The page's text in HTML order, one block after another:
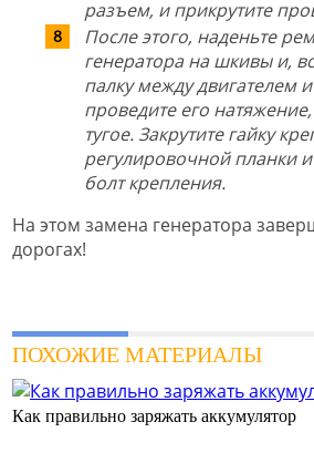
разъем, и прикрутите
После этого, наденьте
генератора на шкивы и,
палку между двигателем
проведите его
тугое. Закрутите гайку
регулировочной планки
болт крепления.
На этом замена генератора
дорогах!
ПОХОЖИЕ МАТЕРИАЛЫ
Как правильно заряжать аккумулятор